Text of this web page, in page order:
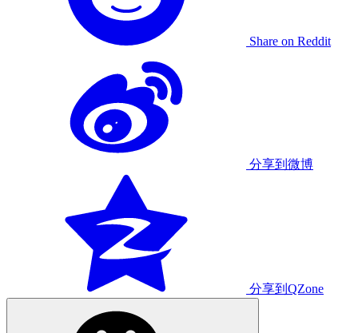
Share on Reddit
分享到微博
分享到QZone